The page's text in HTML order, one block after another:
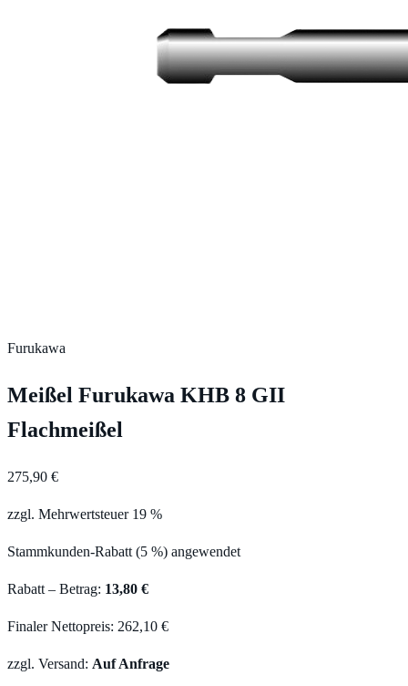
Furukawa
Meißel Furukawa KHB 8 GII
Flachmeißel
275,90 €
zzgl. Mehrwertsteuer 19 %
Stammkunden-Rabatt (5 %) angewendet
Rabatt – Betrag: 13,80 €
Finaler Nettopreis: 262,10 €
zzgl. Versand: Auf Anfrage